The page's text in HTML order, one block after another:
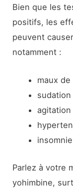
Bien que les
positifs, les
peuvent
notamment :
maux
sudation
agitation
insomnie
Parlez à votre
yohimbine,